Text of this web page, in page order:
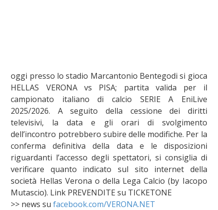
oggi presso lo stadio Marcantonio Bentegodi si gioca
HELLAS VERONA vs PISA; partita valida per il
campionato italiano di calcio SERIE A EniLive
2025/2026. A seguito della cessione dei diritti
televisivi, la data e gli orari di svolgimento
dell’incontro potrebbero subire delle modifiche. Per la
conferma definitiva della data e le disposizioni
riguardanti l’accesso degli spettatori, si consiglia di
verificare quanto indicato sul sito internet della
società Hellas Verona o della Lega Calcio (by Iacopo
Mutascio). Link PREVENDITE su TICKETONE
>> news sufacebook.com/VERONA.NET